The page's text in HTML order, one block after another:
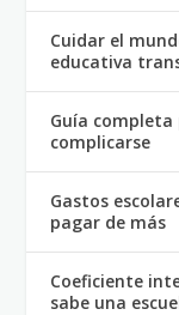
Cuidar el
educativa
Guía
complicarse
Gastos
pagar de más
Coeficiente
sabe una